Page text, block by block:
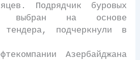
Подрядчик буровых
выбран на основе
тендера, подчеркнули в
Азербайджана